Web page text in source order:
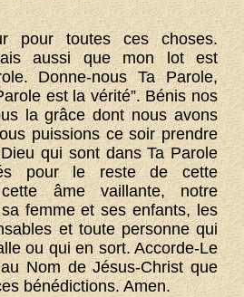
pour toutes ces choses.
aussi que mon lot est
Donne-nous Ta Parole,
est la vérité”. Bénis nos
la grâce dont nous avons
puissions ce soir prendre
qui sont dans Ta Parole
pour le reste de cette
âme vaillante, notre
femme et ses enfants, les
et toute personne qui
ou qui en sort. Accorde-Le
Nom de Jésus-Christ que
bénédictions. Amen.